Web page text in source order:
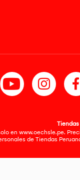
Tiendas
en www.oechsle.pe.
de Tiendas